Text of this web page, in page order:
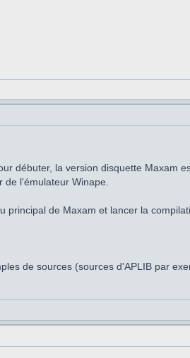
débuter, la version disquette Maxam
l'émulateur Winape.
de Maxam et lancer la
de sources (sources d'APLIB par